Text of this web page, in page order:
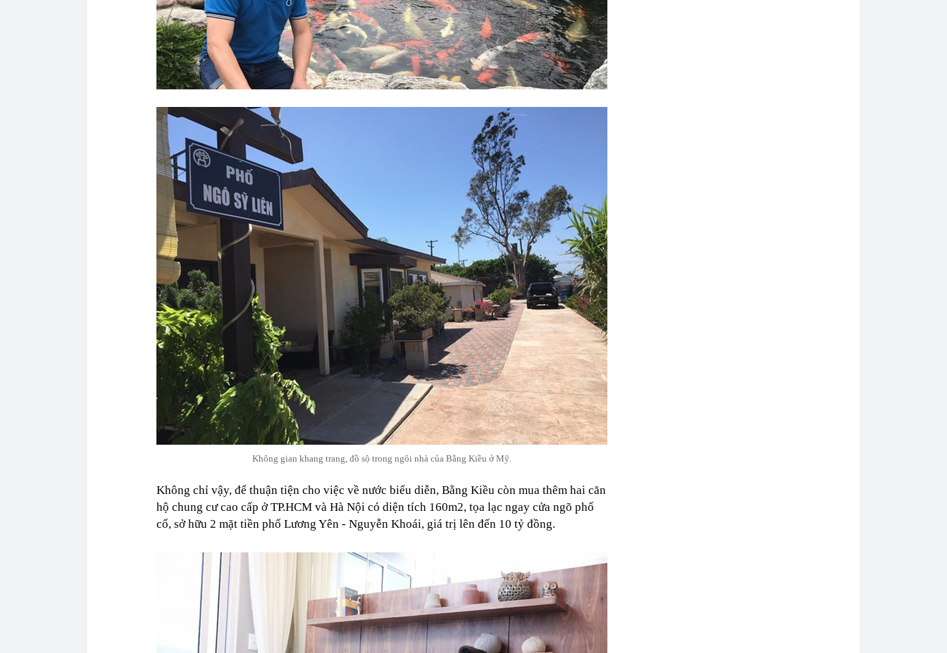
Không gian khang trang, đồ sộ trong ngôi nhà của Bằng Kiều ở Mỹ.
Không chỉ vậy, để thuận tiện cho việc về nước biểu diễn, Bằng Kiều còn mua thêm hai căn
hộ chung cư cao cấp ở TP.HCM và Hà Nội có diện tích 160m2, tọa lạc ngay cửa ngõ phố
cổ, sở hữu 2 mặt tiền phố Lương Yên - Nguyễn Khoái, giá trị lên đến 10 tỷ đồng.